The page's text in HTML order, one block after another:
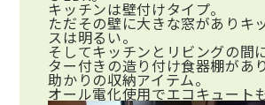
キッチンは壁付けタイプ。
ただその壁に大きな窓がありキ
スは明るい。
そしてキッチンとリビングの間
ター付きの造り付け食器棚があ
助かりの収納アイテム。
オール電化使用でエコキュート